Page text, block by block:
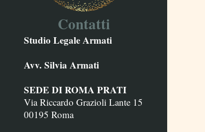
Contatti
Studio Legale Armati
Avv. Silvia Armati
SEDE DI ROMA PRATI
Via Riccardo Grazioli Lante 15
00195 Roma